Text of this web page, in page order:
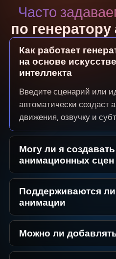
Часто
по
Как работает
на основе
интеллекта
Введите сценарий или
автоматически создаст
движения, озвучку и
Могу ли я
анимационных сцен
Да. Вы можете
истории с любым
Magiclight.ai создаёт
сохранением единства
визуального стиля, вы
Поддерживаются
анимации
Да. Вы можете выбрать
анимации, включая
и другие.
Можно ли
Да. Magiclight.ai имеет